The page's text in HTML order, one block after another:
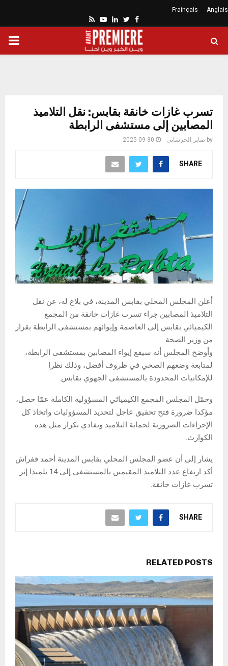
Anglais
Frainçais
Facebook
Twitter
Linkedin
Youtube
Rss
تسرب غازات خانقة بقابس: نقل التلاميذ
المصابين إلى مستشفى الرابطة
by صابر الحرشاني 2025-09-30
SHARE
أعلن المجلس المحلي بقابس المدينة، في بلاغ له، عن نقل
التلاميذ المصابين جراء تسرب غازات خانقة من المجمع
الكيميائي بقابس إلى العاصمة وإيوائهم بمستشفى الرابطة بقرار
من وزير الصحة
وأوضح المجلس أنه سيقع إيواء المصابين بمستشفى الرابطة،
لمتابعة وضعهم الصحي في ظروف أفضل، وذلك نظرا
للإمكانيات المحدودة بالمستشفى الجهوي بقابس.
وحمّل المجلس المجمع الكيميائي المسؤولية الكاملة عمّا حصل،
مؤكدا ضرورة فتح تحقيق عاجل لتحديد المسؤوليات واتخاذ كل
الإجراءات الضرورية لحماية التلاميذ وتفادي تكرار مثل هذه
الكوارث.
يشار إلى أن عضو المجلس المحلي بقابس المدينة أحمد قفراش
أكد ارتفاع عدد التلاميذ المقيمين بالمستشفى إلى 14 تلميذا إثر
تسرب غازات خانقة.
SHARE
RELATED POSTS